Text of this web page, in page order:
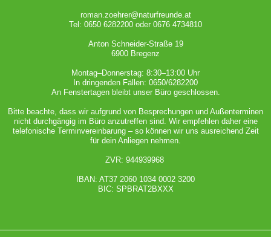
roman.zoehrer@naturfreunde.at
Tel: 0650 6282200 oder 0676 4734810
Anton Schneider-Straße 19
6900 Bregenz
Montag–Donnerstag: 8:30–13:00 Uhr
In dringenden Fällen: 0650/6282200
An Fenstertagen bleibt unser Büro geschlossen.
Bitte beachte, dass wir aufgrund von Besprechungen und Außenterminen
nicht durchgängig im Büro anzutreffen sind. Wir empfehlen daher eine
telefonische Terminvereinbarung – so können wir uns ausreichend Zeit
für dein Anliegen nehmen.
ZVR: 944939968
IBAN: AT37 2060 1034 0002 3200
BIC: SPBRAT2BXXX